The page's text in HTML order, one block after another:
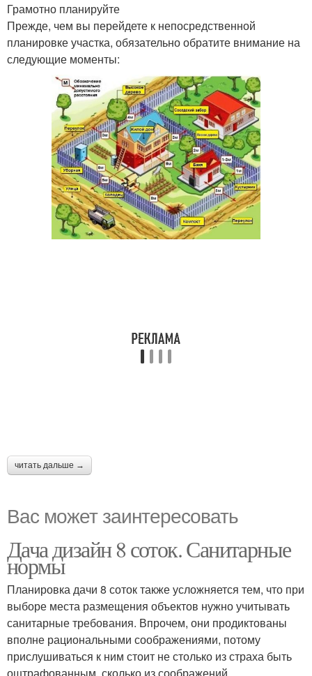
Грамотно планируйте
Прежде, чем вы перейдете к непосредственной
планировке участка, обязательно обратите внимание на
следующие моменты:
читать дальше →
Вас может заинтересовать
Дача дизайн 8 соток. Санитарные
нормы
Планировка дачи 8 соток также усложняется тем, что при
выборе места размещения объектов нужно учитывать
санитарные требования. Впрочем, они продиктованы
вполне рациональными соображениями, потому
прислушиваться к ним стоит не столько из страха быть
оштрафованным, сколько из соображений